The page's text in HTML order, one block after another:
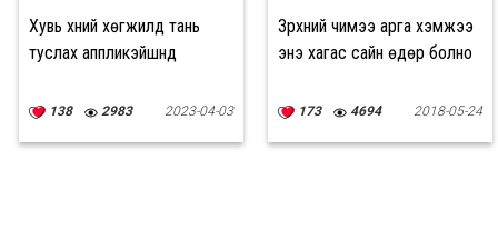
Хувь хүний хөгжилд тань
туслах аппликэйшнүүд
138 2983 2023-04-03
Зүрхний чимээ арга хэмжээ
энэ хагас сайн өдөр болно
173 4694 2018-05-24